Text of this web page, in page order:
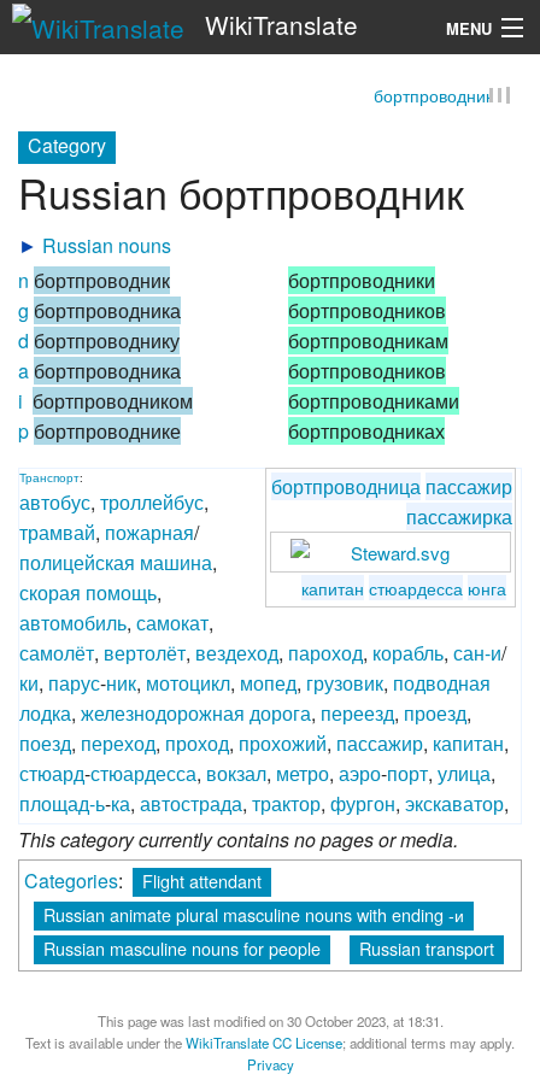
WikiTranslate MENU
бортпроводник
Category
Russian бортпроводник
► Russian nouns
n бортпроводник
g бортпроводника
d бортпроводнику
a бортпроводника
i бортпроводником
p бортпроводнике
бортпроводники
бортпроводников
бортпроводникам
бортпроводников
бортпроводниками
бортпроводниках
бортпроводница пассажир
пассажирка
капитан стюардесса юнга
Транспорт:
автобус, троллейбус,
трамвай, пожарная/
полицейская машина,
скорая помощь,
автомобиль, самокат,
самолёт, вертолёт, вездеход, пароход, корабль, сан-и/
ки, парус-ник, мотоцикл, мопед, грузовик, подводная
лодка, железнодорожная дорога, переезд, проезд,
поезд, переход, проход, прохожий, пассажир, капитан,
стюард-стюардесса, вокзал, метро, аэро-порт, улица,
площад-ь-ка, автострада, трактор, фургон, экскаватор,
This category currently contains no pages or media.
Categories:
Flight attendant
Russian animate plural masculine nouns with ending -и
Russian masculine nouns for people
Russian transport
This page was last modified on 30 October 2023, at 18:31.
Text is available under theWikiTranslate CC License; additional terms may apply.
Privacy